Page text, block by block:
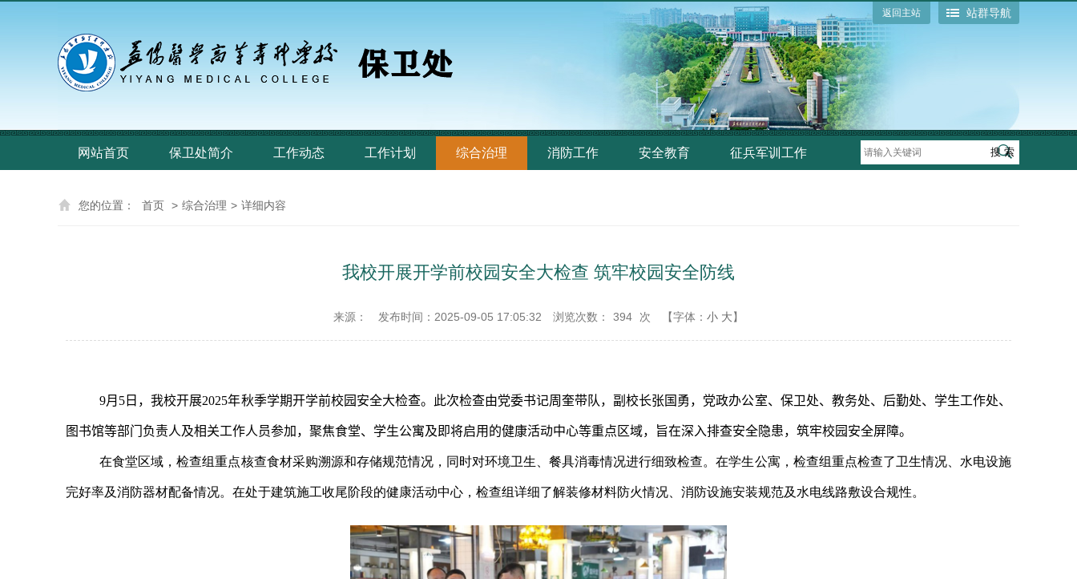
站群导航
返回主站
网站首页 保卫处简介 工作动态 工作计划 综合治理 消防工作 安全教育 征兵军训工作
您的位置： 首页 > 综合治理 > 详细内容
我校开展开学前校园安全大检查 筑牢校园安全防线
来源： 发布时间：2025-09-05 17:05:32 浏览次数： 394 次 【字体： 小 大】
9月5日，我校开展2025年秋季学期开学前校园安全大检查。此次检查由党委书记周奎带队，副校长张国勇， 党政办公室、保卫处、教务处、后勤处、学生工作处、
图书馆等部门负责人及相关工作人员参加， 聚焦食堂、学生公寓及即将启用的健康活动中心等重点区域，旨在深入排查安全隐患，筑牢校园安全屏障。
在食堂区域，检查组重点核查食材采购溯源和存储规范情况，同时对环境卫生、餐具消毒情况进行细致检查。在学生公寓，检查组重点检查了卫生情况、水电设施
完好率及消防器材配备情况。在处于建筑施工收尾阶段的健康活动中心，检查组详细了解装修材料防火情况、消防设施安装规范及水电线路敷设合规性。